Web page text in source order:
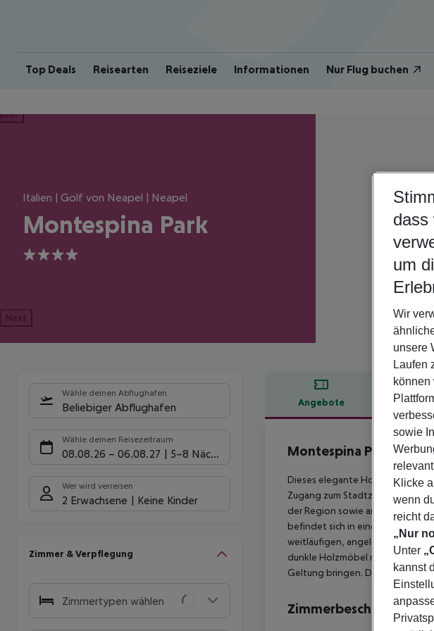
Top Deals Reisearten Reiseziele Informationen Nur Flug buchen
Italien | Golf von Neapel | Neapel
Montespina Park
4
Next
Wähle deinen Abflughafen
Beliebiger Abflughafen
Wähle deinen Reisezeitraum
08.08.26 – 06.08.27 5-8 Nächte
Wer wird verreisen
2 Erwachsene Keine Kinder
Zimmer & Verpflegung
Zimmertypen wählen
Angebote
Montespina Park
4
Dieses elegante Hotel thront
Zugang zum Stadtzentrum, wo
der Region sowie an der
befindet sich in einer alten Villa
weitläufigen, angelegten
dunkle Holzmöbel mit
Geltung bringen. Das saisonale
Zimmerbeschreibung
dass
um
Wir
unsere
Laufen
können
sowie
Klicke
wenn
reicht
„Nur
Unter
kannst